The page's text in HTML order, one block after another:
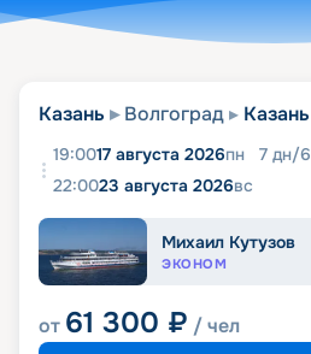
Казань Волгоград Казань
19:0017 августа 2026пн 7 дн/6
22:0023 августа 2026вс
Михаил Кутузов
ЭКОНОМ
от 61 300 ₽ / чел